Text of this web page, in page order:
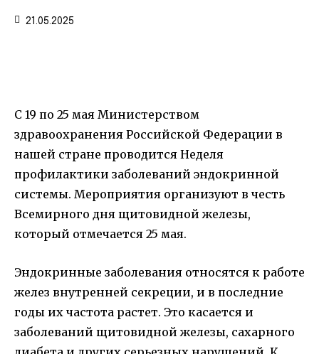
21.05.2025
С 19 по 25 мая Министерством
здравоохранения Российской Федерации в
нашей стране проводится Неделя
профилактики заболеваний эндокринной
системы. Мероприятия организуют в честь
Всемирного дня щитовидной железы,
который отмечается 25 мая.
Эндокринные заболевания относятся к работе
желез внутренней секреции, и в последние
годы их частота растет. Это касается и
заболеваний щитовидной железы, сахарного